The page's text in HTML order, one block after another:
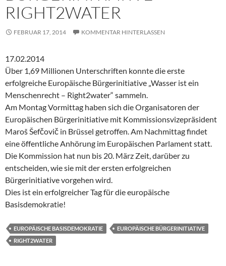
RIGHT2WATER
FEBRUAR 17, 2014 KOMMENTAR HINTERLASSEN
17.02.2014
Über 1,69 Millionen Unterschriften konnte die erste
erfolgreiche Europäische Bürgerinitiative „Wasser ist ein
Menschenrecht – Right2water“ sammeln.
Am Montag Vormittag haben sich die Organisatoren der
Europäischen Bürgerinitiative mit Kommissionsvizepräsident
Maroš Šefčovič in Brüssel getroffen. Am Nachmittag findet
eine öffentliche Anhörung im Europäischen Parlament statt.
Die Kommission hat nun bis 20. März Zeit, darüber zu
entscheiden, wie sie mit der ersten erfolgreichen
Bürgerinitiative vorgehen wird.
Dies ist ein erfolgreicher Tag für die europäische
Basisdemokratie!
EUROPÄISCHE BASISDEMOKRATIE
EUROPÄISCHE BÜRGERINITIATIVE
RIGHT2WATER